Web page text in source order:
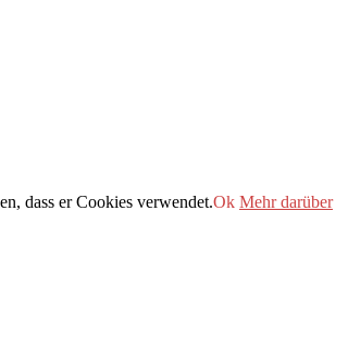
dass er Cookies verwendet.Ok Mehr darüber